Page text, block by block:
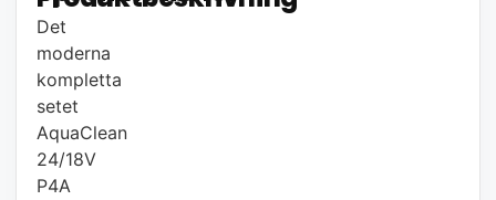
Det
moderna
kompletta
setet
AquaClean
24/18V
P4A